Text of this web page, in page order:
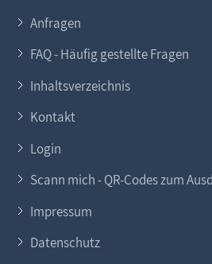
Anfragen
FAQ - Häufig gestellte Fragen
Inhaltsverzeichnis
Kontakt
Login
Scann mich - QR-Codes zum
Impressum
Datenschutz